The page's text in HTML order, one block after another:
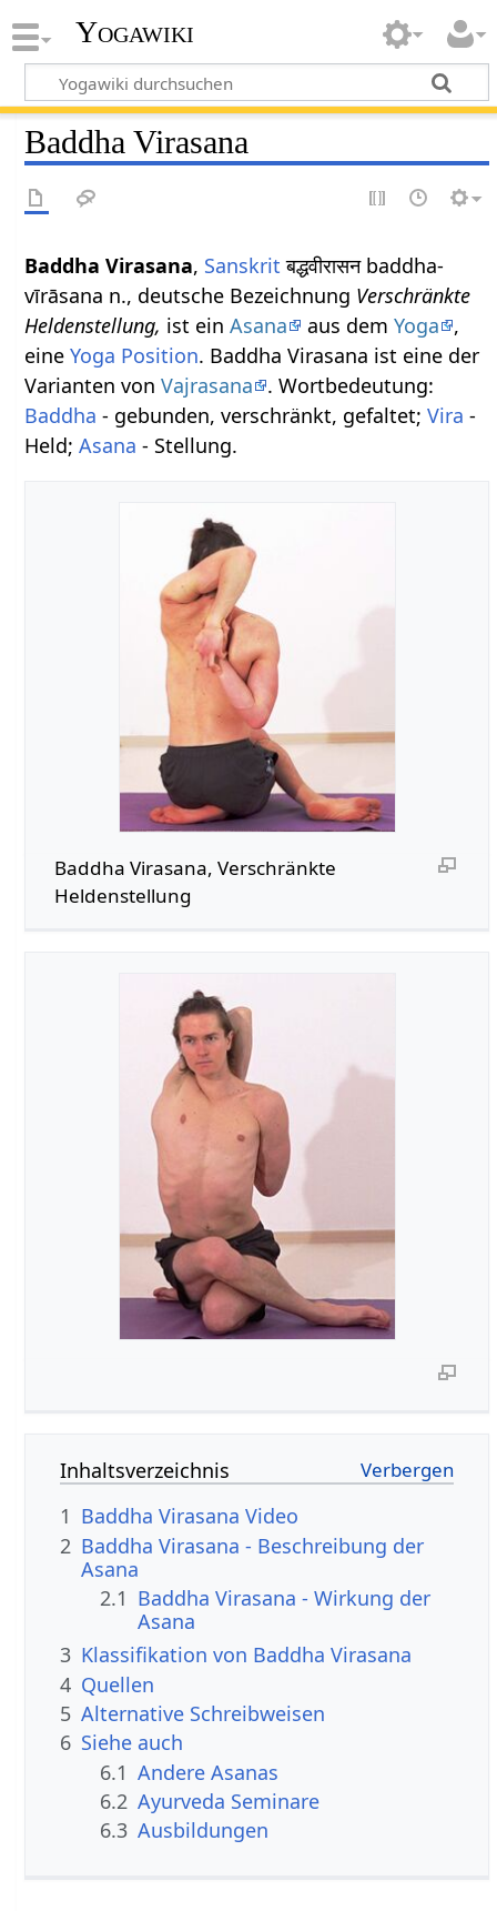
Yogawiki
Baddha Virasana
Baddha Virasana, Sanskrit बद्धवीरासन baddha-
vīrāsana n., deutsche Bezeichnung Verschränkte
Heldenstellung, ist einAsana aus demYoga
,
eineYoga Position. Baddha Virasana ist eine der
Varianten vonVajrasana
. Wortbedeutung:
Baddha - gebunden, verschränkt, gefaltet;Vira -
Held;Asana - Stellung.
Baddha Virasana, Verschränkte
Heldenstellung
Inhaltsverzeichnis
1 Baddha Virasana Video
2 Baddha Virasana - Beschreibung der
Asana
2.1 Baddha Virasana - Wirkung der
Asana
3 Klassifikation von Baddha Virasana
4 Quellen
5 Alternative Schreibweisen
6 Siehe auch
6.1 Andere Asanas
6.2 Ayurveda Seminare
6.3 Ausbildungen